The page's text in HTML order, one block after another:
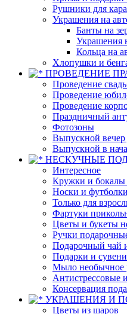
Рушники для
Украшения на
Банты на
Украшения
Кольца на
Хлопушки и
ПРОВЕДЕНИЕ
Проведение
Проведение
Проведение
Праздничный
Фотозоны
Выпускной вечер
Выпускной в
НЕСКУЧНЫЕ
Интересное
Кружки и
Носки и
Только для
Фартуки
Цветы и букеты
Ручки
Подарочный чай
Подарки и
Мыло необычное
Антистрессовые
Консервация
УКРАШЕНИЯ И
Цветы из шаров